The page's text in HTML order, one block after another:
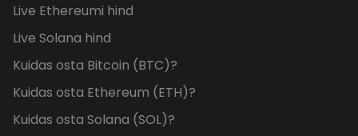
Live Ethereumi hind
Live Solana hind
Kuidas osta Bitcoin (BTC)?
Kuidas osta Ethereum (ETH)?
Kuidas osta Solana (SOL)?